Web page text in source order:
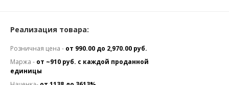
Реализация товара:
Розничная цена - от 990.00 до 2,970.00 руб.
Маржа - от ~910 руб. с каждой проданной
единицы